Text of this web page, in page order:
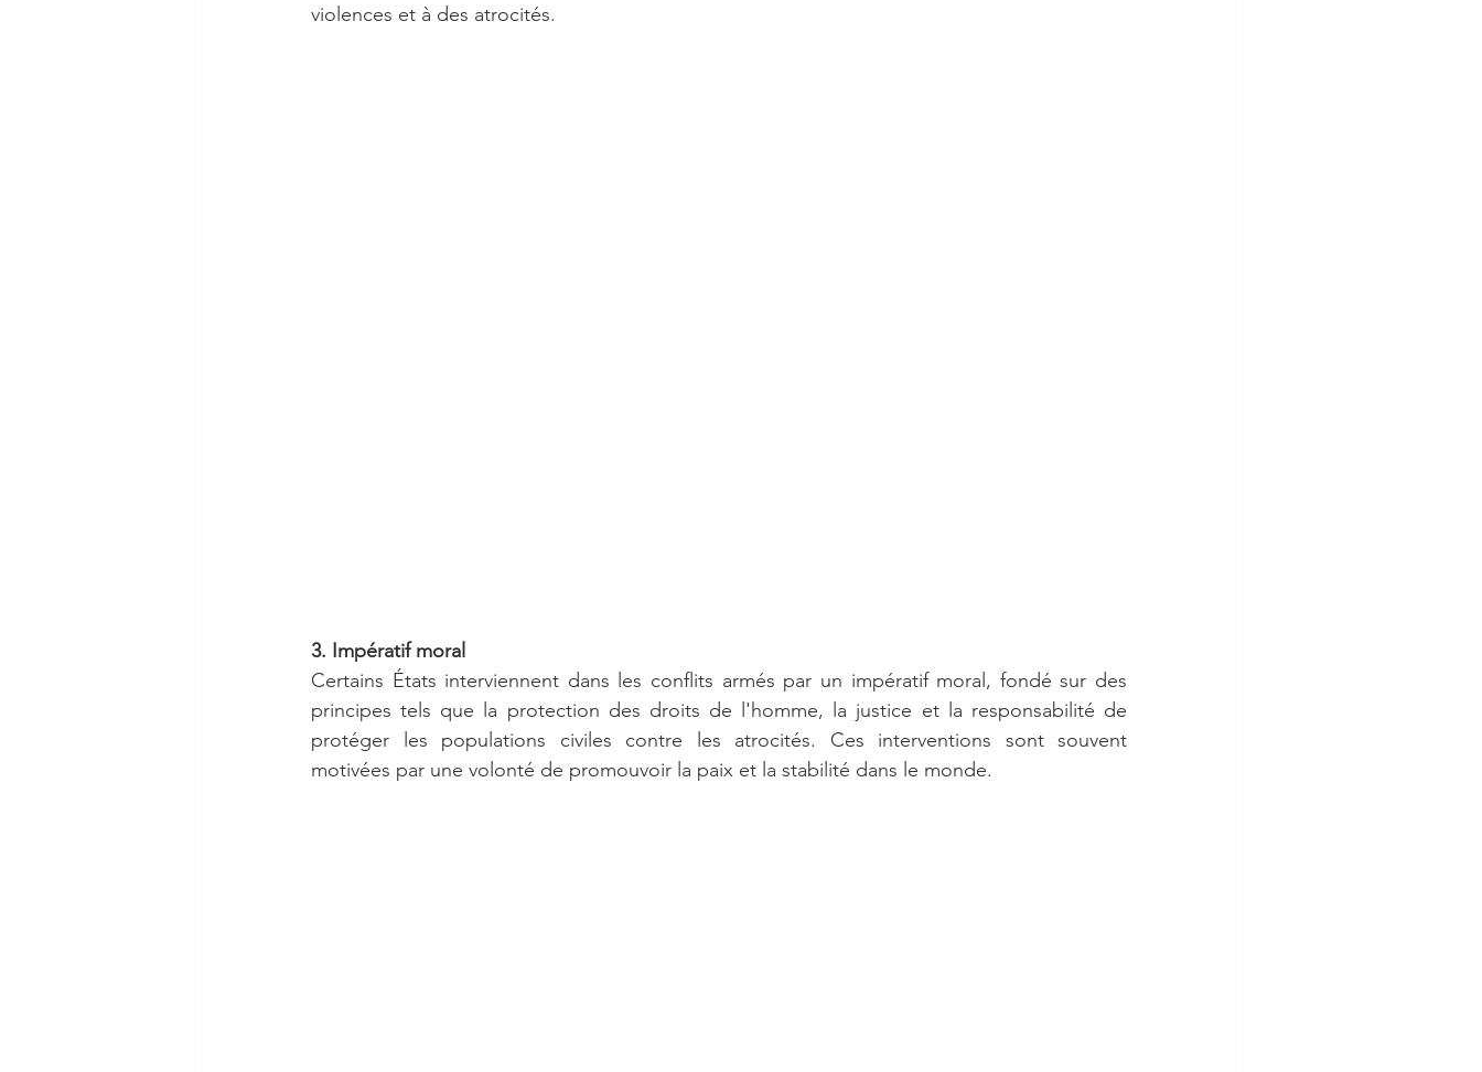
violences et à des atrocités.
3. Impératif moral
Certains États interviennent dans les conflits armés par un impératif moral, fondé sur des
principes tels que la protection des droits de l'homme, la justice et la responsabilité de
protéger les populations civiles contre les atrocités. Ces interventions sont souvent
motivées par une volonté de promouvoir la paix et la stabilité dans le monde.